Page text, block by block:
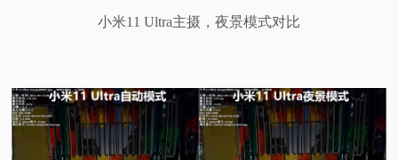
小米11 Ultra主摄，夜景模式对比